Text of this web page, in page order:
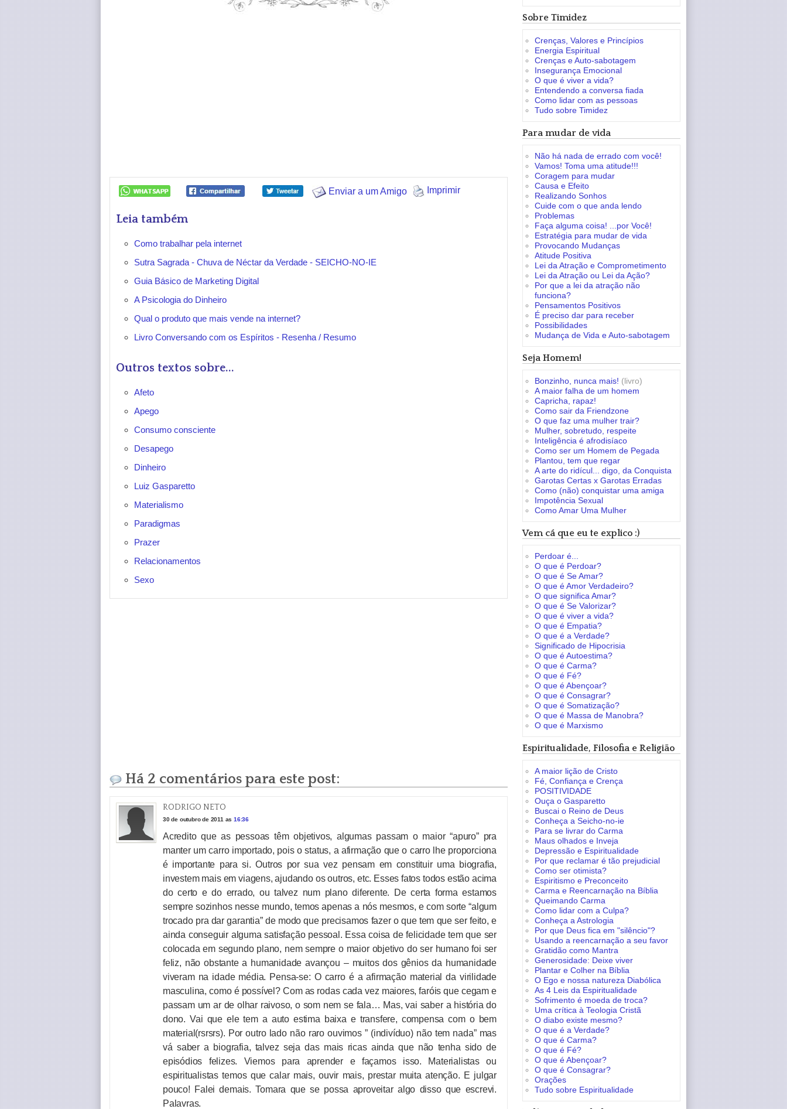
Enviar a um Amigo Imprimir
Leia também
Como trabalhar pela internet
Sutra Sagrada - Chuva de Néctar da Verdade - SEICHO-NO-IE
Guia Básico de Marketing Digital
A Psicologia do Dinheiro
Qual o produto que mais vende na internet?
Livro Conversando com os Espíritos - Resenha / Resumo
Outros textos sobre...
Afeto
Apego
Consumo consciente
Desapego
Dinheiro
Luiz Gasparetto
Materialismo
Paradigmas
Prazer
Relacionamentos
Sexo
Há 2 comentários para este post:
RODRIGO NETO
30 de outubro de 2011 as16:36
Acredito que as pessoas têm objetivos, algumas passam o maior “apuro” pra
manter um carro importado, pois o status, a afirmação que o carro lhe proporciona
é importante para si. Outros por sua vez pensam em constituir uma biografia,
investem mais em viagens, ajudando os outros, etc. Esses fatos todos estão acima
do certo e do errado, ou talvez num plano diferente. De certa forma estamos
sempre sozinhos nesse mundo, temos apenas a nós mesmos, e com sorte “algum
trocado pra dar garantia” de modo que precisamos fazer o que tem que ser feito, e
ainda conseguir alguma satisfação pessoal. Essa coisa de felicidade tem que ser
colocada em segundo plano, nem sempre o maior objetivo do ser humano foi ser
feliz, não obstante a humanidade avançou – muitos dos gênios da humanidade
viveram na idade média. Pensa-se: O carro é a afirmação material da virilidade
masculina, como é possível? Com as rodas cada vez maiores, faróis que cegam e
passam um ar de olhar raivoso, o som nem se fala… Mas, vai saber a história do
dono. Vai que ele tem a auto estima baixa e transfere, compensa com o bem
material(rsrsrs). Por outro lado não raro ouvimos ” (indivíduo) não tem nada” mas
vá saber a biografia, talvez seja das mais ricas ainda que não tenha sido de
episódios felizes. Viemos para aprender e façamos isso. Materialistas ou
espiritualistas temos que calar mais, ouvir mais, prestar muita atenção. E julgar
pouco! Falei demais. Tomara que se possa aproveitar algo disso que escrevi.
Palavras.
Sobre Timidez
Crenças, Valores e Princípios
Energia Espiritual
Crenças e Auto-sabotagem
Insegurança Emocional
O que é viver a vida?
Entendendo a conversa fiada
Como lidar com as pessoas
Tudo sobre Timidez
Para mudar de vida
Não há nada de errado com você!
Vamos! Toma uma atitude!!!
Coragem para mudar
Causa e Efeito
Realizando Sonhos
Cuide com o que anda lendo
Problemas
Faça alguma coisa! ...por Você!
Estratégia para mudar de vida
Provocando Mudanças
Atitude Positiva
Lei da Atração e Comprometimento
Lei da Atração ou Lei da Ação?
Por que a lei da atração não
funciona?
Pensamentos Positivos
É preciso dar para receber
Possibilidades
Mudança de Vida e Auto-sabotagem
Seja Homem!
Bonzinho, nunca mais! (livro)
A maior falha de um homem
Capricha, rapaz!
Como sair da Friendzone
O que faz uma mulher trair?
Mulher, sobretudo, respeite
Inteligência é afrodisíaco
Como ser um Homem de Pegada
Plantou, tem que regar
A arte do ridícul... digo, da Conquista
Garotas Certas x Garotas Erradas
Como (não) conquistar uma amiga
Impotência Sexual
Como Amar Uma Mulher
Vem cá que eu te explico :)
Perdoar é...
O que é Perdoar?
O que é Se Amar?
O que é Amor Verdadeiro?
O que significa Amar?
O que é Se Valorizar?
O que é viver a vida?
O que é Empatia?
O que é a Verdade?
Significado de Hipocrisia
O que é Autoestima?
O que é Carma?
O que é Fé?
O que é Abençoar?
O que é Consagrar?
O que é Somatização?
O que é Massa de Manobra?
O que é Marxismo
Espiritualidade, Filosofia e Religião
A maior lição de Cristo
Fé, Confiança e Crença
POSITIVIDADE
Ouça o Gasparetto
Buscai o Reino de Deus
Conheça a Seicho-no-ie
Para se livrar do Carma
Maus olhados e Inveja
Depressão e Espiritualidade
Por que reclamar é tão prejudicial
Como ser otimista?
Espiritismo e Preconceito
Carma e Reencarnação na Bíblia
Queimando Carma
Como lidar com a Culpa?
Conheça a Astrologia
Por que Deus fica em "silêncio"?
Usando a reencarnação a seu favor
Gratidão como Mantra
Generosidade: Deixe viver
Plantar e Colher na Bíblia
O Ego e nossa natureza Diabólica
As 4 Leis da Espiritualidade
Sofrimento é moeda de troca?
Uma crítica à Teologia Cristã
O diabo existe mesmo?
O que é a Verdade?
O que é Carma?
O que é Fé?
O que é Abençoar?
O que é Consagrar?
Orações
Tudo sobre Espiritualidade